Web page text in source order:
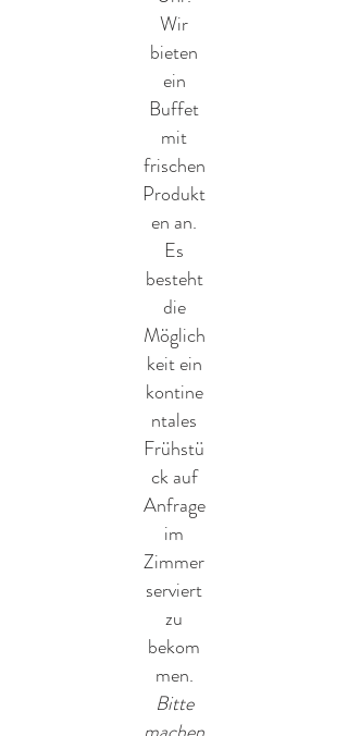
Wir
bieten
ein
Buffet
mit
frischen
Produkt
en an.
Es
besteht
die
Möglich
keit ein
kontine
ntales
Frühstü
ck auf
Anfrage
im
Zimmer
serviert
zu
bekom
men.
Bitte